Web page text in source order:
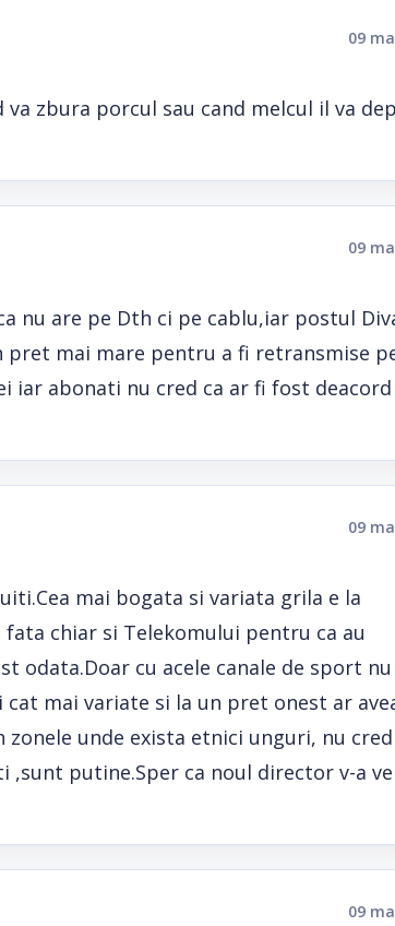
09
va zbura porcul sau cand melcul il va
09
nu are pe Dth ci pe cablu,iar postul
pret mai mare pentru a fi retransmise
iar abonati nu cred ca ar fi fost deacord
09
mai bogata si variata grila e la
fata chiar si Telekomului pentru ca au
odata.Doar cu acele canale de sport
mai variate si la un pret onest ar
unde exista etnici unguri, nu cred
putine.Sper ca noul director v-a
09